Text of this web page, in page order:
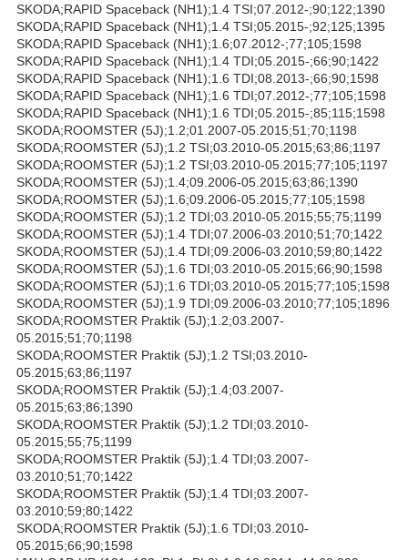
SKODA;RAPID Spaceback (NH1);1.4 TSI;07.2012-;90;122;1390
SKODA;RAPID Spaceback (NH1);1.4 TSI;05.2015-;92;125;1395
SKODA;RAPID Spaceback (NH1);1.6;07.2012-;77;105;1598
SKODA;RAPID Spaceback (NH1);1.4 TDI;05.2015-;66;90;1422
SKODA;RAPID Spaceback (NH1);1.6 TDI;08.2013-;66;90;1598
SKODA;RAPID Spaceback (NH1);1.6 TDI;07.2012-;77;105;1598
SKODA;RAPID Spaceback (NH1);1.6 TDI;05.2015-;85;115;1598
SKODA;ROOMSTER (5J);1.2;01.2007-05.2015;51;70;1198
SKODA;ROOMSTER (5J);1.2 TSI;03.2010-05.2015;63;86;1197
SKODA;ROOMSTER (5J);1.2 TSI;03.2010-05.2015;77;105;1197
SKODA;ROOMSTER (5J);1.4;09.2006-05.2015;63;86;1390
SKODA;ROOMSTER (5J);1.6;09.2006-05.2015;77;105;1598
SKODA;ROOMSTER (5J);1.2 TDI;03.2010-05.2015;55;75;1199
SKODA;ROOMSTER (5J);1.4 TDI;07.2006-03.2010;51;70;1422
SKODA;ROOMSTER (5J);1.4 TDI;09.2006-03.2010;59;80;1422
SKODA;ROOMSTER (5J);1.6 TDI;03.2010-05.2015;66;90;1598
SKODA;ROOMSTER (5J);1.6 TDI;03.2010-05.2015;77;105;1598
SKODA;ROOMSTER (5J);1.9 TDI;09.2006-03.2010;77;105;1896
SKODA;ROOMSTER Praktik (5J);1.2;03.2007-
05.2015;51;70;1198
SKODA;ROOMSTER Praktik (5J);1.2 TSI;03.2010-
05.2015;63;86;1197
SKODA;ROOMSTER Praktik (5J);1.4;03.2007-
05.2015;63;86;1390
SKODA;ROOMSTER Praktik (5J);1.2 TDI;03.2010-
05.2015;55;75;1199
SKODA;ROOMSTER Praktik (5J);1.4 TDI;03.2007-
03.2010;51;70;1422
SKODA;ROOMSTER Praktik (5J);1.4 TDI;03.2007-
03.2010;59;80;1422
SKODA;ROOMSTER Praktik (5J);1.6 TDI;03.2010-
05.2015;66;90;1598